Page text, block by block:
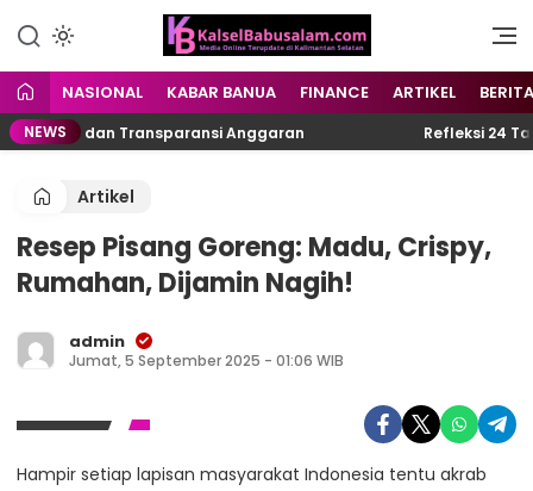
kalselbabusalam.com
Menyuarakan Kalsel,
Menginspirasi Nusantara
NASIONAL KABAR BANUA FINANCE ARTIKEL BERITA
NEWSdan Transparansi Anggaran Refleksi 24 Tahun
Artikel
Resep Pisang Goreng: Madu, Crispy,
Rumahan, Dijamin Nagih!
admin
Jumat, 5 September 2025 - 01:06 WIB
Hampir setiap lapisan masyarakat Indonesia tentu akrab